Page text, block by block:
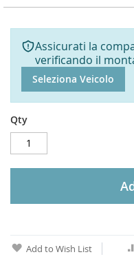
Assicurati la
verificando il
Seleziona Veicolo
Qty
Add to Wish List